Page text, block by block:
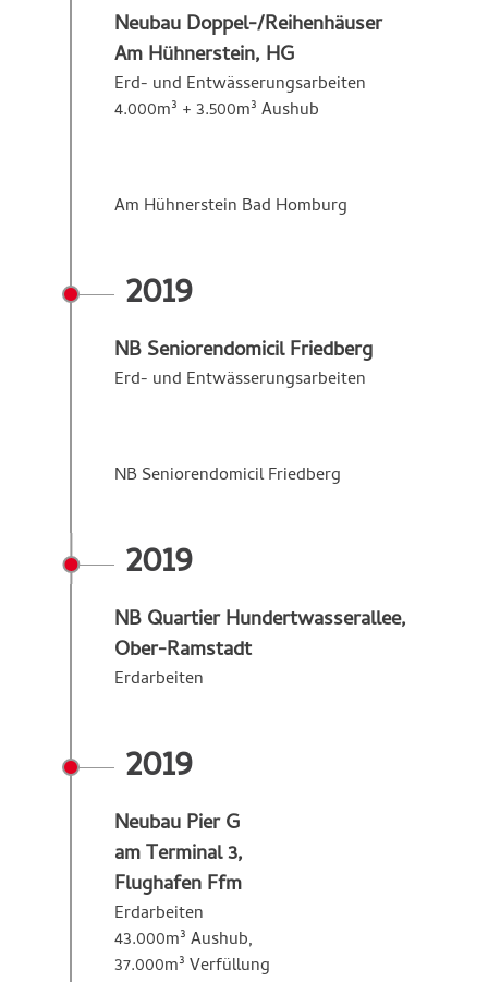
Neubau Doppel-/Reihenhäuser
Am Hühnerstein, HG
Erd- und Entwässerungsarbeiten
4.000m³ + 3.500m³ Aushub
Am Hühnerstein Bad Homburg
2019
NB Seniorendomicil Friedberg
Erd- und Entwässerungsarbeiten
NB Seniorendomicil Friedberg
2019
NB Quartier Hundertwasserallee,
Ober-Ramstadt
Erdarbeiten
2019
Neubau Pier G
am Terminal 3,
Flughafen Ffm
Erdarbeiten
43.000m³ Aushub,
37.000m³ Verfüllung